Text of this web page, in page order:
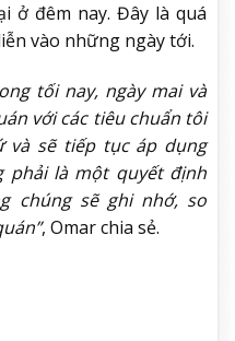
ở đêm nay. Đây là quá
vào những ngày tới.
tối nay, ngày mai và
với các tiêu chuẩn tôi
và sẽ tiếp tục áp dụng
phải là một quyết định
chúng sẽ ghi nhớ, so
, Omar chia sẻ.